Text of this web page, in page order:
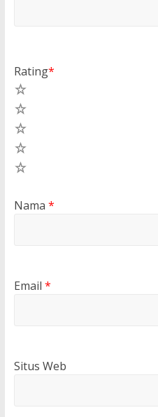
Rating*
Nama *
Email *
Situs Web